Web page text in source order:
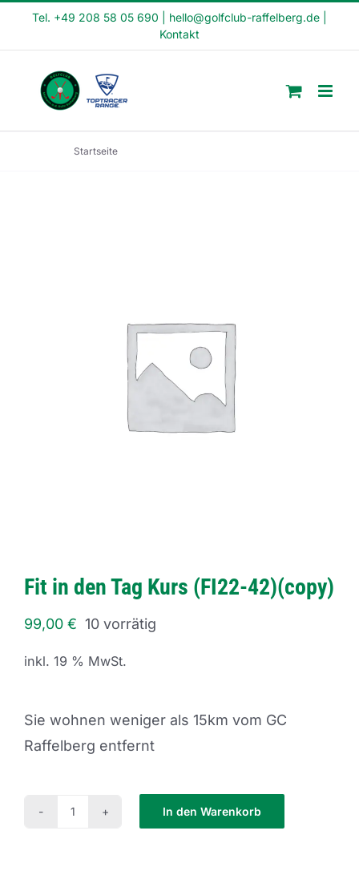
Tel. +49 208 58 05 690 hello@golfclub-raffelberg.de
Kontakt
Startseite
Fit in den Tag Kurs (FI22-42)(copy)
99,00 € 10 vorrätig
inkl. 19 % MwSt.
Sie wohnen weniger als 15km vom GC
Raffelberg entfernt
In den Warenkorb